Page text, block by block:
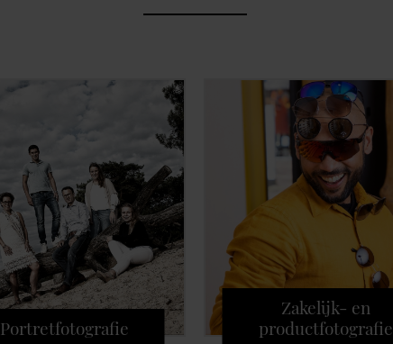
Portretfotografie
Zakelijk- en
productfotografie